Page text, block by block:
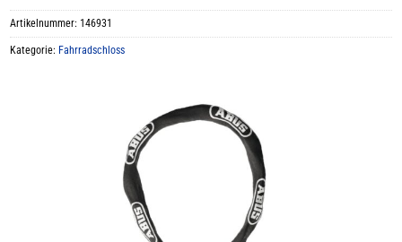
Artikelnummer: 146931
Kategorie: Fahrradschloss